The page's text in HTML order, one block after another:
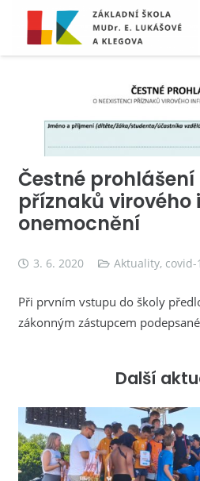
Čestné prohlášení
příznaků virového
onemocnění
3. 6. 2020 Aktuality, covid-
Při prvním vstupu do školy
zákonným zástupcem podepsané
Další